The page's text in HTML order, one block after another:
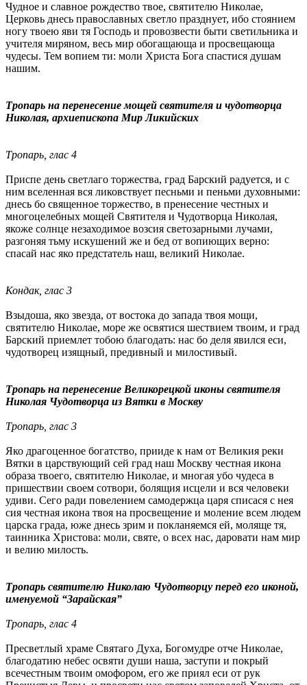
Чудное и славное рождество твое, святителю Николае,
Церковь днесь православных светло празднует, ибо стоянием
ногу твоею яви тя Господь и провозвести быти светильника и
учителя миряном, весь мир обогащающа и просвещающа
чудесы. Тем вопием ти: моли Христа Бога спастися душам
нашим.
Тропарь на перенесение мощей святителя и чудотворца
Николая, архиепископа Мир Ликийских
Тропарь, глас 4
Приспе день светлаго торжества, град Барский радуется, и с
ним вселенная вся ликовствует песньми и пеньми духовными:
днесь бо священное торжество, в пренесение честных и
многоцелебных мощей Святителя и Чудотворца Николая,
якоже солнце незаходимое возсия светозарными лучами,
разгоняя тьму искушений же и бед от вопиющих верно:
спасай нас яко предстатель наш, великий Николае.
Кондак, глас 3
Взыдоша, яко звезда, от востока до запада твоя мощи,
святителю Николае, море же освятися шествием твоим, и град
Барский приемлет тобою благодать: нас бо деля явился еси,
чудотворец изящный, предивный и милостивый.
Тропарь на перенесение Великорецкой иконы святителя
Николая Чудотворца из Вятки в Москву
Тропарь, глас 3
Яко драгоценное богатство, прииде к нам от Великия реки
Вятки в царствующий сей град наш Москву честная икона
образа твоего, святителю Николае, и многая убо чудеса в
пришествии своем сотвори, болящия исцели и вся человеки
удиви. Сего ради повелением самодержца царя списася с нея
сия честная икона твоя на просвещение и моление всем людем
царска града, юже днесь зрим и покланяемся ей, моляще тя,
таинника Христова: моли, святе, о всех нас, даровати нам мир
и велию милость.
Тропарь святителю Николаю Чудотворцу перед его иконой,
именуемой “Зарайская”
Тропарь, глас 4
Пресветлый храме Святаго Духа, Богомудре отче Николае,
благодатию небес освяти души наша, заступи и покрый
всечестным твоим омофором, его же приял еси от рук